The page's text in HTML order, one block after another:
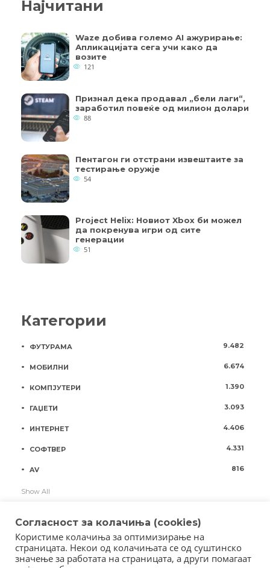
Најчитани
Waze добива големо AI ажурирање:
Апликацијата сега учи како да
возите
121
Признал дека продавал „бели лаги“,
заработил повеќе од милион долари
88
Пентагон ги отстрани извештаите за
тестирање оружје
54
Project Helix: Новиот Xbox би можел
да покренува игри од сите
генерации
51
Категории
ФУТУРАМА 9.482
МОБИЛНИ 6.674
КОМПЈУТЕРИ 1.390
ГАЏЕТИ 3.093
ИНТЕРНЕТ 4.406
СОФТВЕР 4.331
AV 816
Show All
Согласност за колачиња (cookies)
Користиме колачиња за оптимизирање на
страницата. Некои од колачињата се од суштинско
значење за работата на страницата, а други помагаат